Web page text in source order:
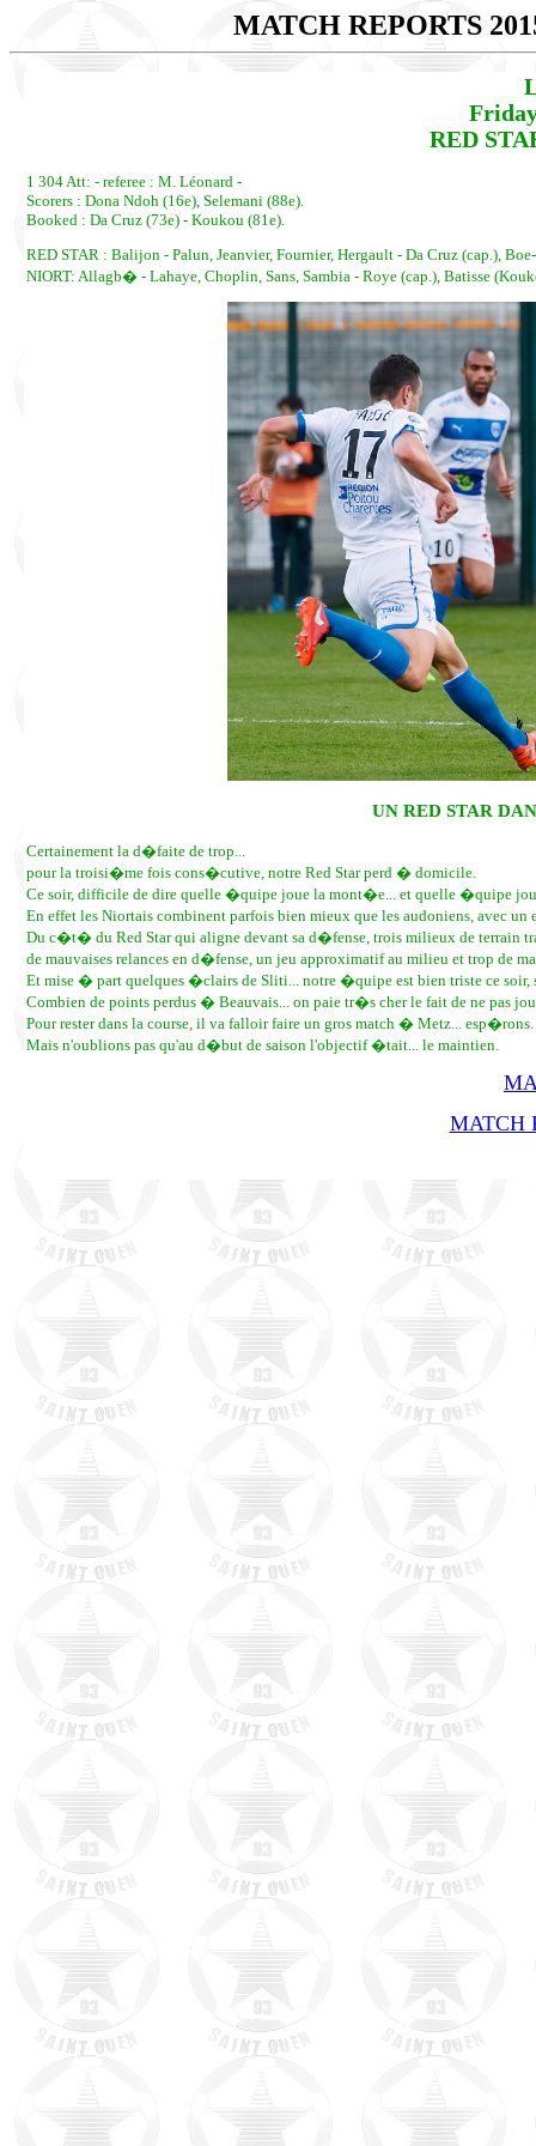
MATCH REPORTS
RED
1 304 Att: - referee : M. Léonard -
Scorers : Dona Ndoh (16e), Selemani (88e).
Booked : Da Cruz (73e) - Koukou (81e).
RED STAR : Balijon - Palun, Jeanvier, Fournier, Hergault - Da Cruz (cap.),
NIORT: Allagb� - Lahaye, Choplin, Sans, Sambia - Roye (cap.), Batisse
UN RED STAR
Certainement la d�faite de trop...
pour la troisi�me fois cons�cutive, notre Red Star perd � domicile.
Ce soir, difficile de dire quelle �quipe joue la mont�e... et quelle �quipe
En effet les Niortais combinent parfois bien mieux que les audoniens, avec
Du c�t� du Red Star qui aligne devant sa d�fense, trois milieux de terrain
de mauvaises relances en d�fense, un jeu approximatif au milieu et trop de
Et mise � part quelques �clairs de Sliti... notre �quipe est bien triste ce
Combien de points perdus � Beauvais... on paie tr�s cher le fait de ne pas
Pour rester dans la course, il va falloir faire un gros match � Metz... esp�rons.
Mais n'oublions pas qu'au d�but de saison l'objectif �tait... le maintien.
MATCH